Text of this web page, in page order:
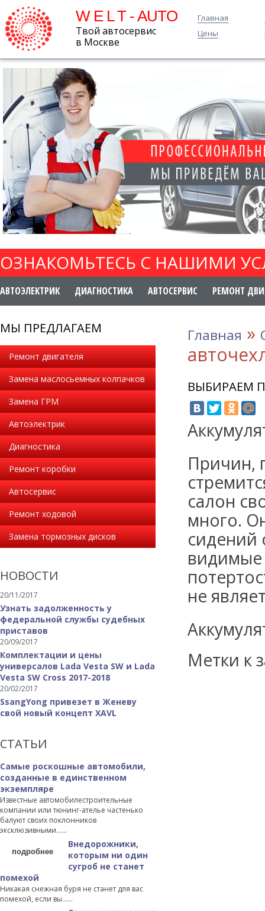
W E L T - AUTO
Твой автосервис
в Москве
Главная
Цены
ОЗНАКОМЬТЕСЬ С НАШИМИ
АВТОЭЛЕКТРИК ДИАГНОСТИКА АВТОСЕРВИС РЕМОНТ
МЫ ПРЕДЛАГАЕМ
Ремонт двигателя
Замена маслосьемных колпачков
Замена ГРМ
Автоэлектрик
Диагностика
Ремонт коробки
Автосервис
Ремонт ходовой
Замена тормозных дисков
НОВОСТИ
20/11/2017
Узнать задолженность у
федеральной службы судебных
приставов
20/09/2017
Комплектации и цены
универсалов Lada Vesta SW и Lada
Vesta SW Cross 2017-2018
20/02/2017
SsangYong привезет в Женеву
свой новый концепт XAVL
СТАТЬИ
Самые роскошные автомобили,
созданные в единственном
экземпляре
Известные автомобилестроительные
компании или тюнинг-ателье частенько
балуют своих поклонников
эксклюзивными…...
подробнее
Внедорожники,
которым ни один
сугроб не станет
помехой
Никакая снежная буря не станет для вас
помехой, если вы…...
Главная »
ВЫБИРАЕМ
Причин,
салон
много.
сидений
видимые
не
Метки к